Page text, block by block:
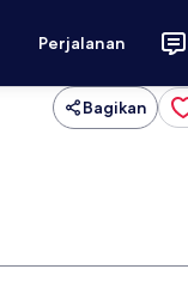
Perjalanan
Bagikan